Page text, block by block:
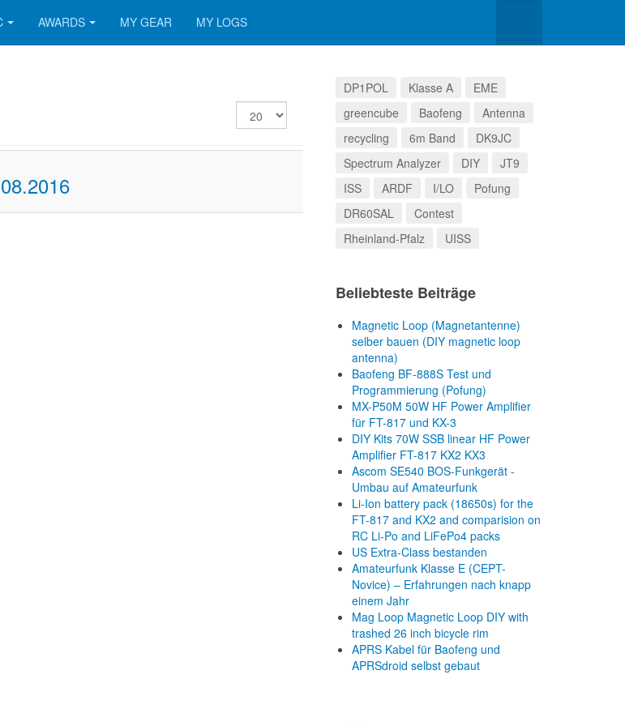
AWARDS MY GEAR MY LOGS
Display
#
DP1POL Klasse A
EME
greencube
Baofeng
Antenna
recycling
6m Band
DK9JC
Spectrum Analyzer
DIY
JT9
ISS
ARDF I/LO
Pofung
DR60SAL
Contest
Rheinland-Pfalz
UISS
Beliebteste Beiträge
Magnetic Loop (Magnetantenne)
selber bauen (DIY magnetic loop
antenna)
Baofeng BF-888S Test und
Programmierung (Pofung)
MX-P50M 50W HF Power Amplifier
für FT-817 und KX-3
DIY Kits 70W SSB linear HF Power
Amplifier FT-817 KX2 KX3
Ascom SE540 BOS-Funkgerät -
Umbau auf Amateurfunk
Li-Ion battery pack (18650s) for the
FT-817 and KX2 and comparision on
RC Li-Po and LiFePo4 packs
US Extra-Class bestanden
Amateurfunk Klasse E (CEPT-
Novice) – Erfahrungen nach knapp
einem Jahr
Mag Loop Magnetic Loop DIY with
trashed 26 inch bicycle rim
APRS Kabel für Baofeng und
APRSdroid selbst gebaut